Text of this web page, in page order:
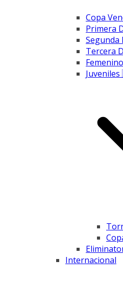
Copa
Primera
Tercera
Internacional